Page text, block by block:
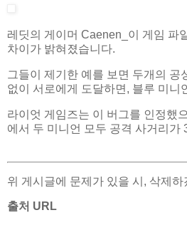
레딧의 게이머 Caenen_이 게임 파
차이가 밝혀졌습니다.
그들이 제기한 예를 보면 두개의 공
없이 서로에게 도달하면, 블루 미니
라이엇 게임즈는 이 버그를 인정했
에서 두 미니언 모두 공격 사거리가
위 게시글에 문제가 있을 시, 삭제하
출처 URL